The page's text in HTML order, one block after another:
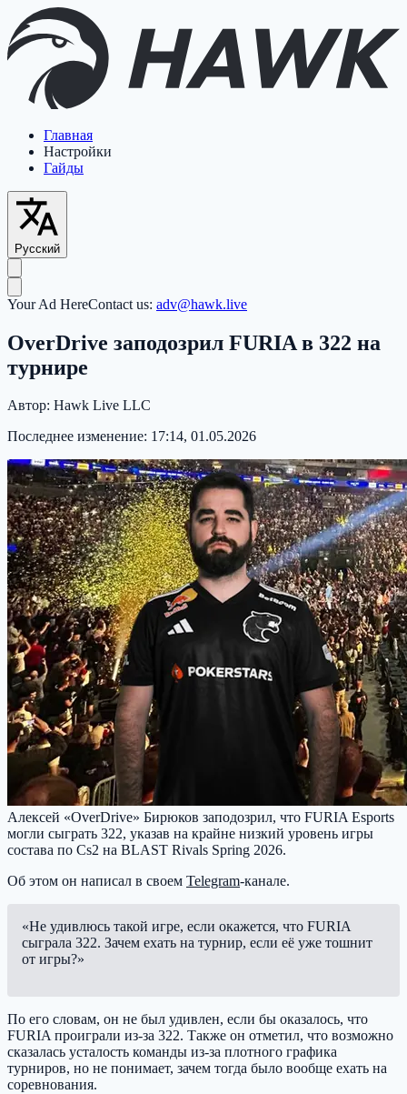
Главная
Настройки
Гайды
Русский
Your Ad HereContact us: adv@hawk.live
OverDrive заподозрил FURIA в 322 на
турнире
Автор: Hawk Live LLC
Последнее изменение: 17:14, 01.05.2026
Алексей «OverDrive» Бирюков заподозрил, что FURIA Esports
могли сыграть 322, указав на крайне низкий уровень игры
состава по Cs2 на BLAST Rivals Spring 2026.
Об этом он написал в своем Telegram-канале.
«Не удивлюсь такой игре, если окажется, что FURIA
сыграла 322. Зачем ехать на турнир, если её уже тошнит
от игры?»
По его словам, он не был удивлен, если бы оказалось, что
FURIA проиграли из-за 322. Также он отметил, что возможно
сказалась усталость команды из-за плотного графика
турниров, но не понимает, зачем тогда было вообще ехать на
соревнования.